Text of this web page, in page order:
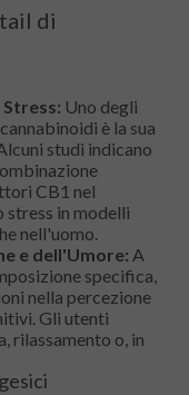
di
Uno degli
è la sua
studi indicano
CB1 nel
stress in modelli
nell'uomo.
e dell'Umore: A
specifica,
nella percezione
Gli utenti
rilassamento o, in